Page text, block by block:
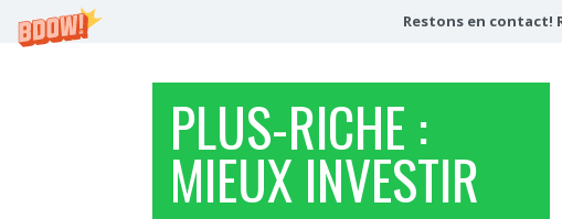
Restons en contact!
PLUS-RICHE :
MIEUX INVESTIR